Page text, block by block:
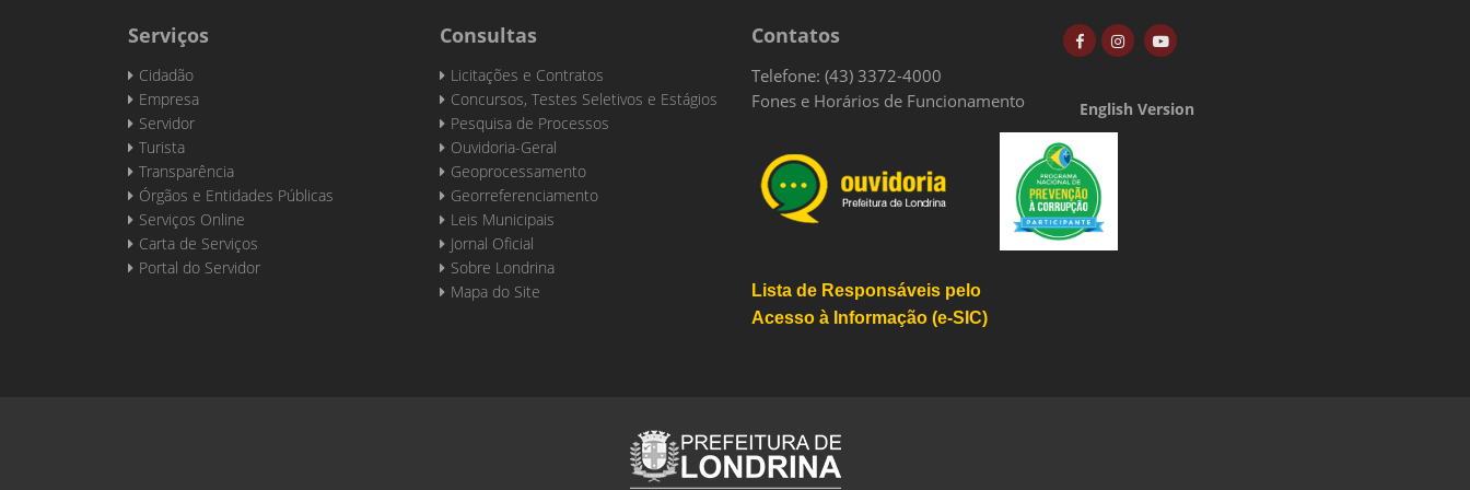
Serviços
Cidadão
Empresa
Servidor
Turista
Transparência
Órgãos e Entidades Públicas
Serviços Online
Carta de Serviços
Portal do Servidor
Consultas
Licitações e Contratos
Concursos, Testes Seletivos e Estágios
Pesquisa de Processos
Ouvidoria-Geral
Geoprocessamento
Georreferenciamento
Leis Municipais
Jornal Oficial
Sobre Londrina
Mapa do Site
Contatos
Telefone: (43) 3372-4000
Fones e Horários de Funcionamento
Lista de Responsáveis pelo
Acesso à Informação (e-SIC)
English Version